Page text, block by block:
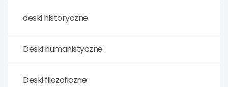
deski historyczne
Deski humanistyczne
Deski filozoficzne